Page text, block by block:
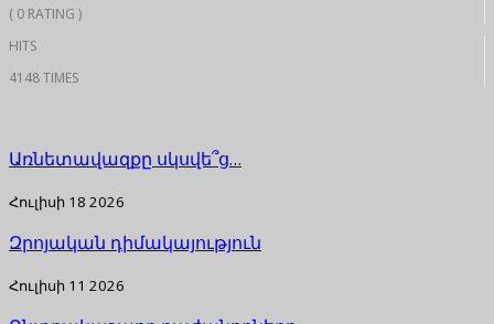
( 0 RATING )
HITS
4148 TIMES
Առնետավազքը սկսվե՞ց…
Հուլիսի 18 2026
Զրոյական դիմակայություն
Հուլիսի 11 2026